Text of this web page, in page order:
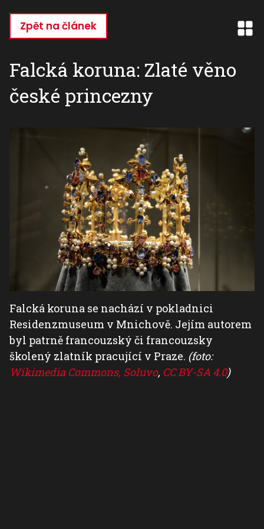
hlavnímu
Zpět na článek
Falcká koruna: Zlaté věno
české princezny
Falcká koruna se nachází v pokladnici
Residenzmuseum v Mnichově. Jejím autorem
byl patrně francouzský či francouzsky
školený zlatník pracující v Praze. (foto:
Wikimedia Commons, Soluvo, CC BY-SA 4.0)